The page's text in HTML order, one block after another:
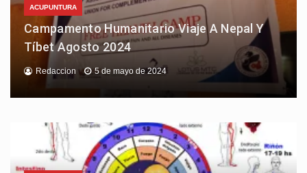
ACUPUNTURA
Campamento Humanitario Viaje A Nepal Y
Tíbet Agosto 2024
Redaccion 5 de mayo de 2024